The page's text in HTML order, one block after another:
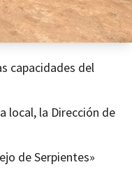
capacidades del
local, la Dirección de
de Serpientes»